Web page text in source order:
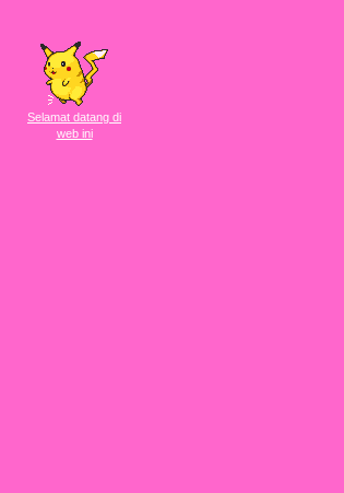
Selamat datang di
web ini